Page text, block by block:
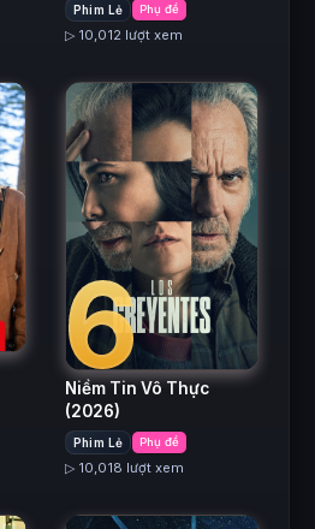
Phim Lẻ Phụ đề
▷ 10,012 lượt xem
6
Niềm Tin Vô Thực
(2026)
Phim Lẻ Phụ đề
▷ 10,018 lượt xem